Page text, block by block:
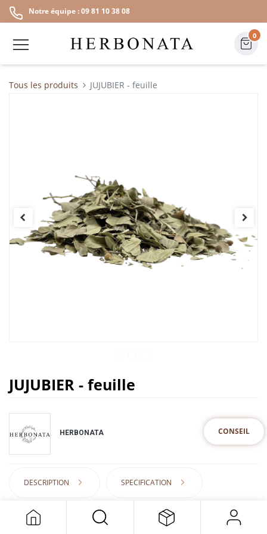
Notre équipe : 09 81 10 38 08
0
CONSEIL
Tous les produits JUJUBIER - feuille
JUJUBIER - feuille
HERBONATA
DESCRIPTION SPECIFICATION
4,50€